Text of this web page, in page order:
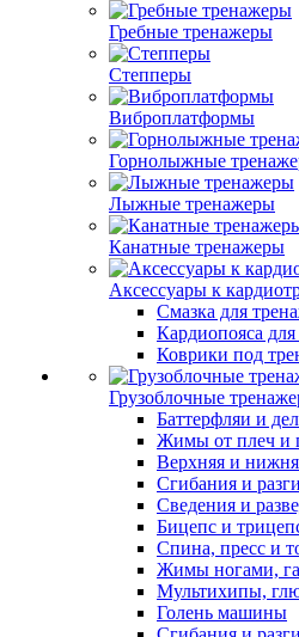
Гребные тренажеры
Степперы
Виброплатформы
Горнолыжные
Лыжные тренажеры
Канатные тренажеры
Аксессуары к
Смазка для
Кардиопояса
Коврики под
Грузоблочные
Баттерфляи и
Жимы от плеч и
Верхняя и
Сгибания и
Сведения и
Бицепс и
Спина, пресс и
Жимы ногами,
Мультихипы,
Голень машины